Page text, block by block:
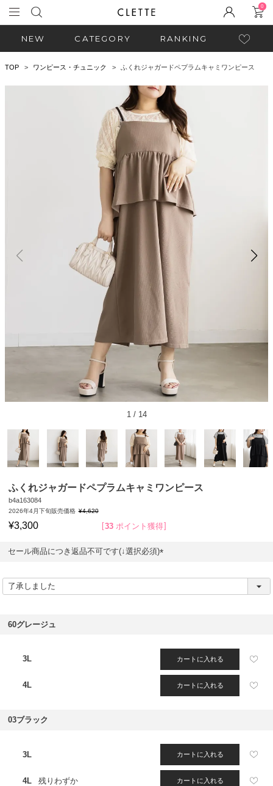
0
NEW CATEGORY RANKING
TOP ワンピース・チュニック ふくれジャガードペプラムキャミワンピース
1/ 14
ふくれジャガードペプラムキャミワンピース
b4a163084
2026年4月下旬販売価格 ¥4,620
¥3,300 33 ポイント獲得
セール商品につき返品不可です(↓選択必須)
必
60グレージュ
3L カートに入れる
4L カートに入れる
03ブラック
3L カートに入れる
4L 残りわずか カートに入れる